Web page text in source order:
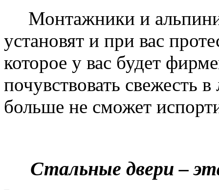
Монтажники и
установят и при вас
которое у вас будет
почувствовать свежесть
больше не сможет
Стальные двери –